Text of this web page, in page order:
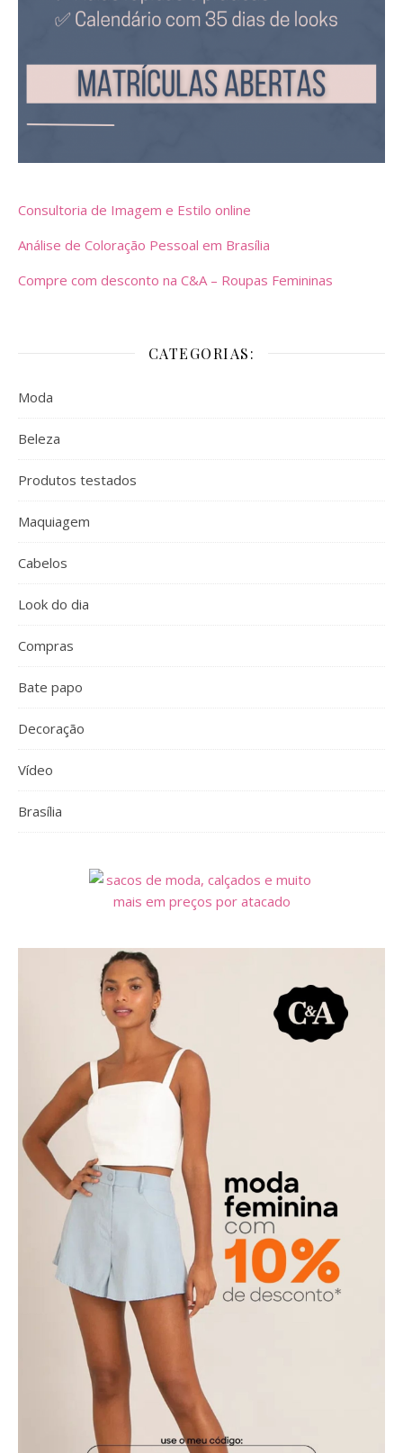
Consultoria de Imagem e Estilo online
Análise de Coloração Pessoal em Brasília
Compre com desconto na C&A – Roupas Femininas
CATEGORIAS:
Moda
Beleza
Produtos testados
Maquiagem
Cabelos
Look do dia
Compras
Bate papo
Decoração
Vídeo
Brasília